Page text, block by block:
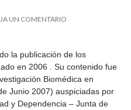
UN COMENTARIO
la publicación de los
en 2006 . Su contenido fue
Biomédica en
Junio 2007) auspiciadas por
y Dependencia – Junta de